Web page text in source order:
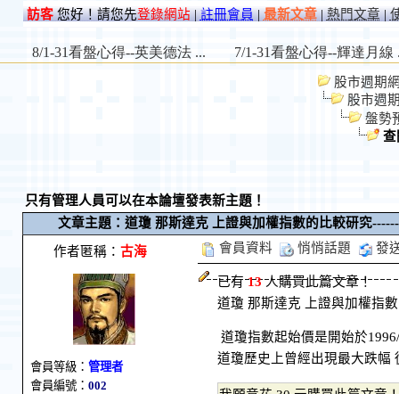
訪客您好！請您先登錄網站|註冊會員|最新文章|熱門文章|
股市週期
股市週
盤勢
查
只有管理人員可以在本論壇發表新主題！
文章主題：道瓊 那斯達克 上證與加權指數的比較研究
作者匿稱： 古海
會員等級： 管理者
會員編號： 002
會員資料 悄悄話題 發
已有13人購買此篇文章！
道瓊 那斯達克 上證與加權指
道瓊指數起始價是開始於
道瓊歷史上曾經出現最大跌幅